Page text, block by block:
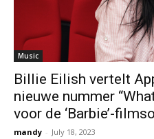
Music
Billie Eilish vertelt
nieuwe nummer
voor de ‘Barbie’-
mandy - July 18, 2023